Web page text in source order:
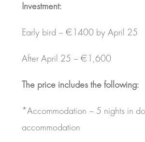
Investment:
Early bird – €1400 by April 25
After April 25 – €1,600
The price includes the following:
*Accommodation – 5 nights in
accommodation